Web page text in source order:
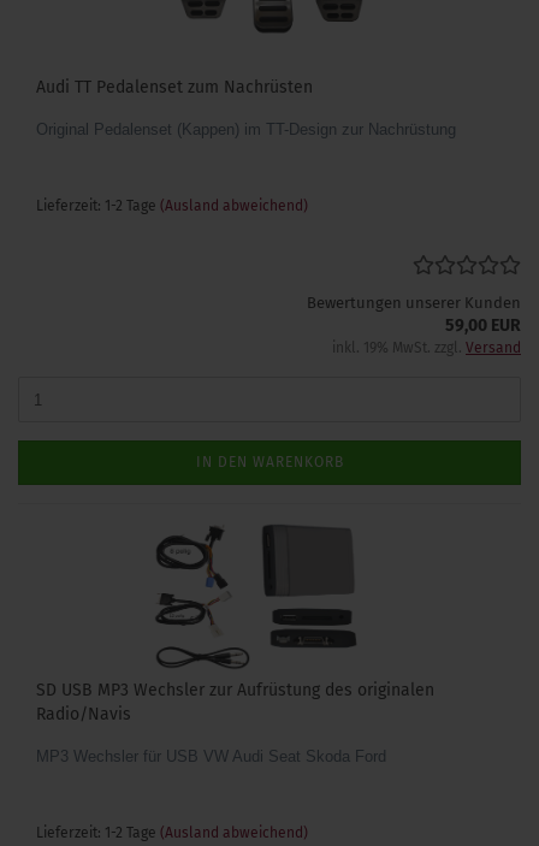
Audi TT Pedalenset zum Nachrüsten
Original Pedalenset (Kappen) im TT-Design zur Nachrüstung
Lieferzeit: 1-2 Tage (Ausland abweichend)
Bewertungen unserer Kunden
59,00 EUR
inkl. 19% MwSt. zzgl. Versand
IN DEN WARENKORB
SD USB MP3 Wechsler zur Aufrüstung des originalen
Radio/Navis
MP3 Wechsler für USB VW Audi Seat Skoda Ford
Lieferzeit: 1-2 Tage (Ausland abweichend)